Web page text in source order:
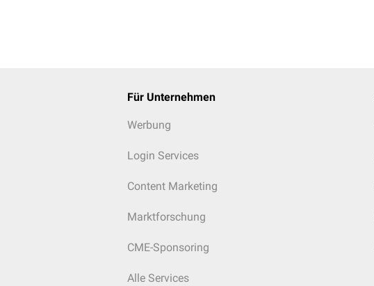
Für Unternehmen
Werbung
Login Services
Content Marketing
Marktforschung
CME-Sponsoring
Alle Services